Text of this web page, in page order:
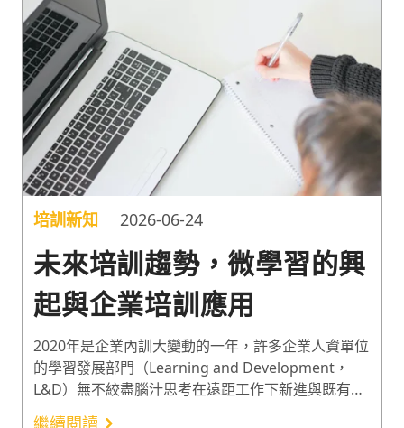
有讓你的遠距課程變得更棒的八個秘訣，讓學習效果
極大化並避免尷尬的沉默。 [翻譯自
https://www.linkedin.com/pulse/eight-ways-
avoid-crickets-joshua-fost/ ,經作者 Joshua Fost
PhD 取得同意授權轉載，原作者於Minerva Schools
任職Associate Dean for Curriculum and
Assessment at the Keck Graduate Institute.]
培訓新知 2026-06-24
未來培訓趨勢，微學習的興
起與企業培訓應用
2020年是企業內訓大變動的一年，許多企業人資單位
的學習發展部門（Learning and Development，
L&D）無不絞盡腦汁思考在遠距工作下新進與既有員
工培訓方式
繼續閱讀